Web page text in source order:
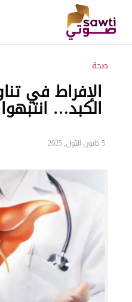
صحة
الإفراط في
الكبد…
5 كانون الأول, 2025